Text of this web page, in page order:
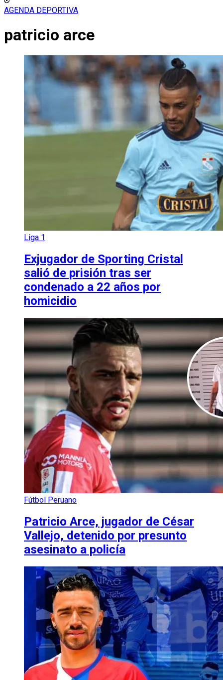
AGENDA DEPORTIVA
patricio arce
Liga 1
Exjugador de Sporting Cristal
salió de prisión tras ser
condenado a 22 años por
homicidio
Fútbol Peruano
Patricio Arce, jugador de César
Vallejo, detenido por presunto
asesinato a policía